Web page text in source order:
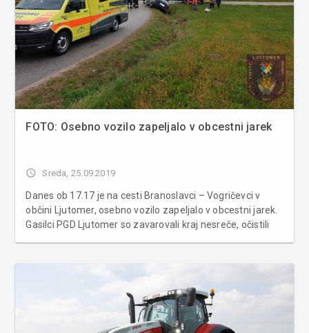
FOTO: Osebno vozilo zapeljalo v obcestni jarek
access_time Sreda, 25.09.2019
Danes ob 17.17 je na cesti Branoslavci – Vogričevci v
občini Ljutomer, osebno vozilo zapeljalo v obcestni jarek.
Gasilci PGD Ljutomer so zavarovali kraj nesreče, očistili